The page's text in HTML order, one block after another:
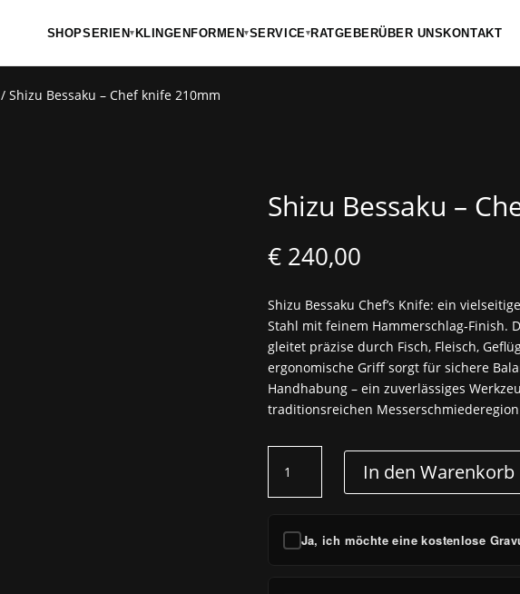
SHOPSERIEN▾KLINGENFORMEN▾SERVICE ▾RATGEBERÜBER UNSKONTAKT
/ Shizu Bessaku – Chef knife 210mm
Shizu Bessaku –
€240,00
Shizu Bessaku Chef’s Knife: ein
Stahl mit feinem Hammerschlag‑Finish.
gleitet präzise durch Fisch, Fleisch,
ergonomische Griff sorgt für sichere
Handhabung – ein zuverlässiges
traditionsreichen
Bessaku
-
knife
In den Warenkorb
Ja, ich möchte eine kostenlose